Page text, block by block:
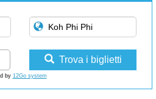
Trova i biglietti
by 12Go system